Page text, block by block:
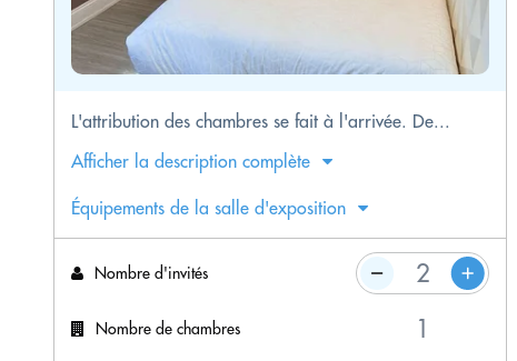
L'attribution des chambres se fait à l'arrivée. De...
Afficher la description complète
Équipements de la salle d'exposition
Nombre d'invités
Nombre de chambres